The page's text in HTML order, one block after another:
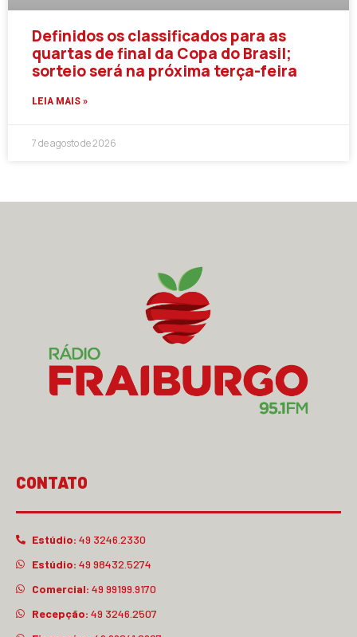
Definidos os classificados para as
quartas de final da Copa do Brasil;
sorteio será na próxima terça-feira
LEIA MAIS »
7 de agosto de 2026
CONTATO
Estúdio: 49 3246.2330
Estúdio: 49 98432.5274
Comercial: 49 99199.9170
Recepção: 49 3246.2507